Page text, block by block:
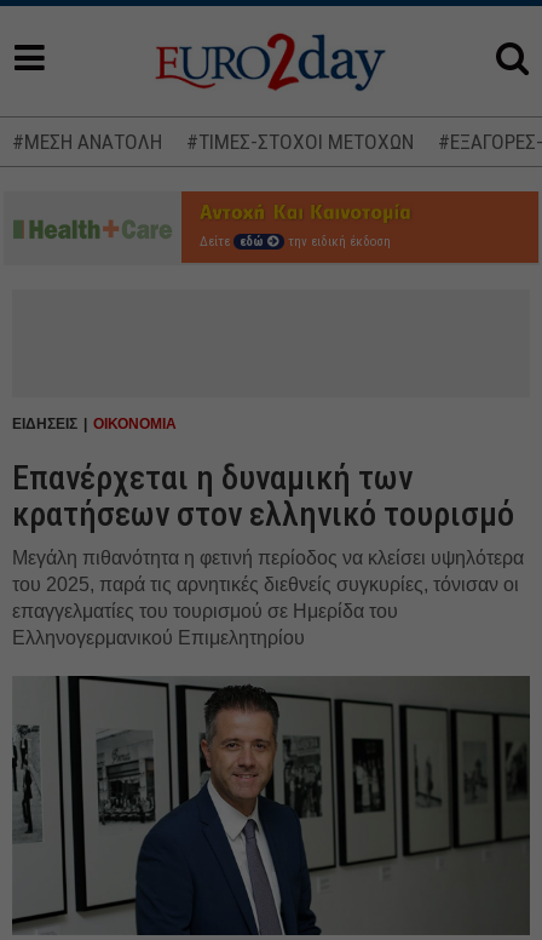
#ΜΕΣΗ ΑΝΑΤΟΛΗ #ΤΙΜΕΣ-ΣΤΟΧΟΙ ΜΕΤΟΧΩΝ
Δείτε εδώ την ειδική έκδοση
ΕΙΔΗΣΕΙΣ ΟΙΚΟΝΟΜΙΑ
Επανέρχεται η δυναμική των
κρατήσεων στον ελληνικό τουρισμό
Μεγάλη πιθανότητα η φετινή περίοδος να κλείσει υψηλότερα
του 2025, παρά τις αρνητικές διεθνείς συγκυρίες, τόνισαν οι
επαγγελματίες του τουρισμού σε Ημερίδα του
Ελληνογερμανικού Επιμελητηρίου